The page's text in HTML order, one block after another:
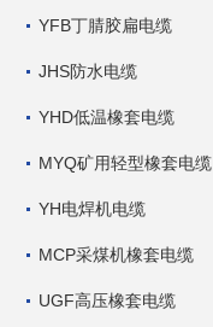
YFB丁腈胶扁电缆
JHS防水电缆
YHD低温橡套电缆
MYQ矿用轻型橡套电缆
YH电焊机电缆
MCP采煤机橡套电缆
UGF高压橡套电缆